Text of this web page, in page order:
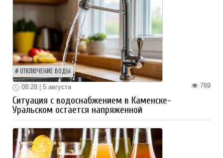
ОТКЛЮЧЕНИЕ ВОДЫ
769
08:28 | 5 августа
Ситуация с водоснабжением в Каменске-
Уральском остается напряженной